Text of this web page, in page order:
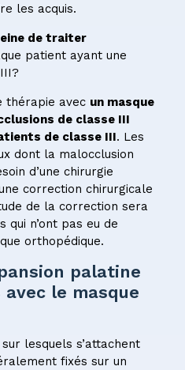
les acquis.
de traiter
patient ayant une
thérapie avec un masque
de classe III
de classe III. Les
dont la malocclusion
d’une chirurgie
correction chirurgicale
de la correction sera
qui n’ont pas eu de
orthopédique.
palatine
le masque
lesquels s’attachent
fixés sur un